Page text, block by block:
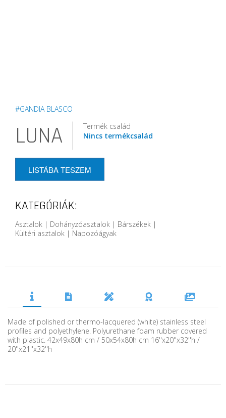
#GANDIA BLASCO
LUNA
Termék család
Nincs termékcsalád
LISTÁBA TESZEM
KATEGÓRIÁK:
Asztalok | Dohányzóasztalok | Bárszékek |
Kültéri asztalok | Napozóágyak
Made of polished or thermo-lacquered (white) stainless steel
profiles and polyethylene. Polyurethane foam rubber covered
with plastic. 42x49x80h cm / 50x54x80h cm 16''x20''x32''h /
20''x21''x32''h